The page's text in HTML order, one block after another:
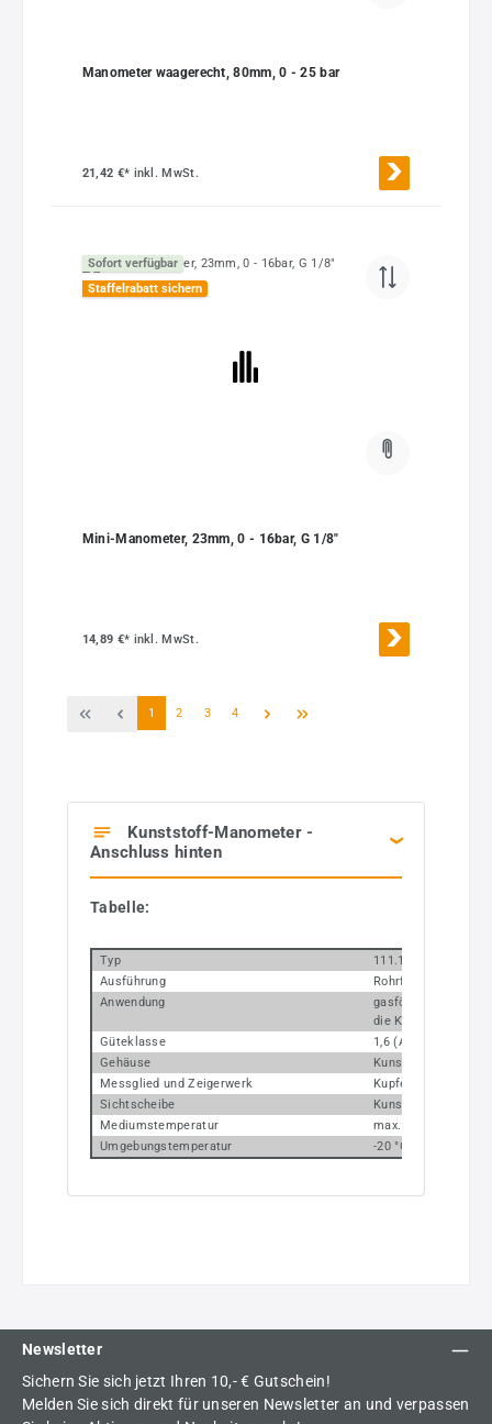
Manometer waagerecht, 80mm, 0 - 25 bar
21,42 €* inkl. MwSt.
Sofort verfügbar
Staffelrabatt sichern
Mini-Manometer, 23mm, 0 - 16bar, G 1/8"
14,89 €* inkl. MwSt.
Seite
1 Seite
2 Seite
3 Seite
4
Kunststoff-Manometer -
Anschluss hinten
Tabelle:
Typ
111.12 (Anschluss
Ausführung
Anwendung
gasförmige,
die
Güteklasse
1,6 (Artikel Nr. 108-
Gehäuse
Kunststoff
Messglied und Zeigerwerk
Kupferlegierung
Sichtscheibe
Kunststoff glasklar
Mediumstemperatur
max. 60 °C
Umgebungstemperatur
-20 °C bis +60 °C
Newsletter
Sichern Sie sich jetzt Ihren 10,- € Gutschein!
Melden Sie sich direkt für unseren Newsletter an und verpassen